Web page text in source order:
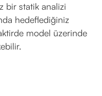
bir statik analizi
hedeflediğiniz
model üzerinde